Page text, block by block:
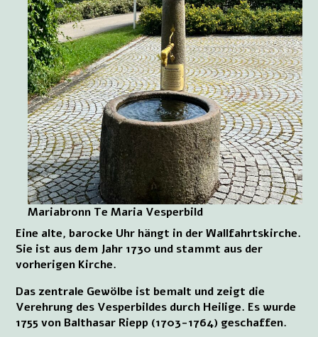
Mariabronn Te Maria Vesperbild
Eine alte, barocke Uhr hängt in der Wallfahrtskirche.
Sie ist aus dem Jahr 1730 und stammt aus der
vorherigen Kirche.
Das zentrale Gewölbe ist bemalt und zeigt die
Verehrung des Vesperbildes durch Heilige. Es wurde
1755 von Balthasar Riepp (1703-1764) geschaffen.